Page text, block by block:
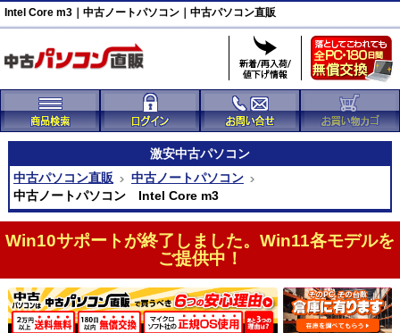
Intel Core m3｜中古ノートパソコン｜中古パソコン直販
激安中古パソコン
中古パソコン直販
中古ノートパソコン
中古ノートパソコン Intel Core m3
Win10サポートが終了しました。Win11各モデルを
ご提供中！